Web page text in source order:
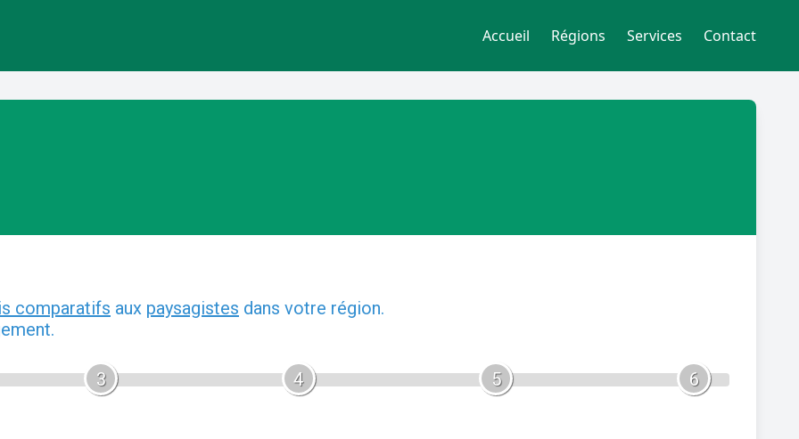
Accueil Régions Services Contact
comparatifs aux paysagistes dans votre région.
3 4 5 6